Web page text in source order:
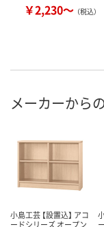
￥2,230～ （税込）
メーカーから
小島工芸 【設置込】 アコ
ードシリーズ オープン